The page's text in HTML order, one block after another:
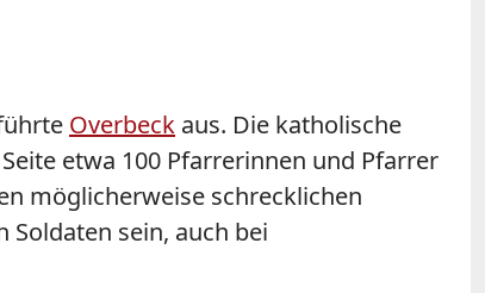
Overbeck aus. Die katholische
etwa 100 Pfarrerinnen und Pfarrer
möglicherweise schrecklichen
sein, auch bei